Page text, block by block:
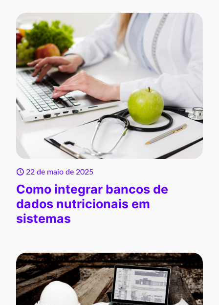
22 de maio de 2025
Como integrar bancos de
dados nutricionais em
sistemas